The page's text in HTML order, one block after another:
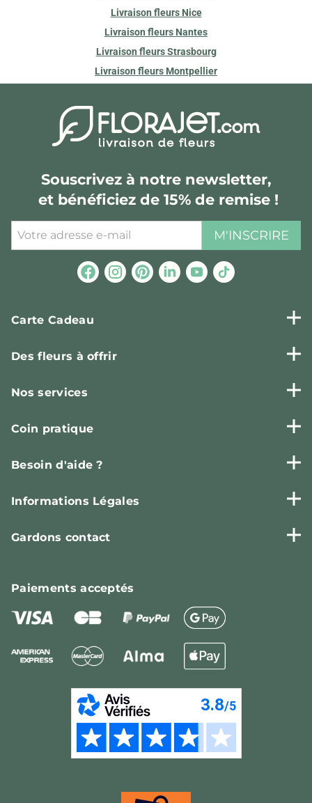
Livraison fleurs Nice
Livraison fleurs Nantes
Livraison fleurs Strasbourg
Livraison fleurs Montpellier
Souscrivez à notre newsletter,
et bénéficiez de 15% de remise !
M'INSCRIRE
Carte Cadeau
Des fleurs à offrir
Nos services
Coin pratique
Besoin d'aide ?
Informations Légales
Gardons contact
Paiementsacceptés